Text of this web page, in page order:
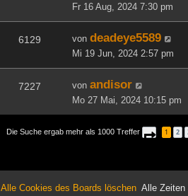
Fr 16 Aug, 2024 7:30 pm
6129 von deadeye5589
Mi 19 Jun, 2024 2:57 pm
7227 von andisor
Mo 27 Mai, 2024 10:15 pm
Die Suche ergab mehr als 1000 Treffer Seite
1 2
Alle Zeiten
Alle Cookies des Boards löschen